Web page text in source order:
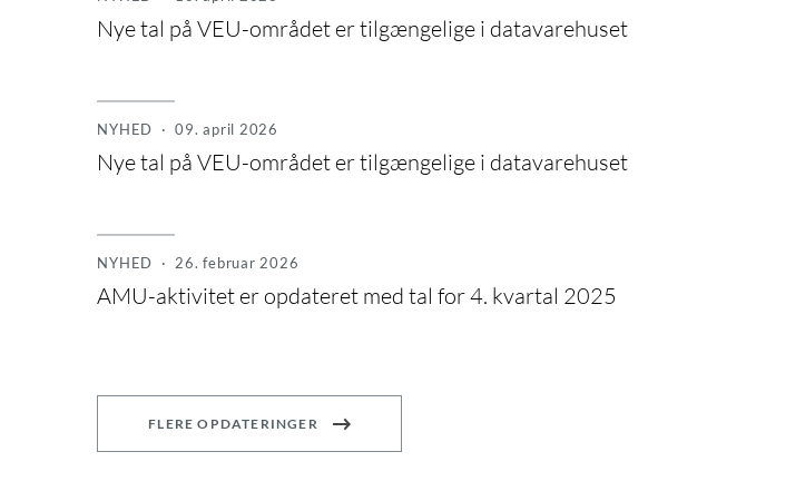
Nye tal på VEU-området er tilgængelige i datavarehuset
NYHED · 09. april 2026
Nye tal på VEU-området er tilgængelige i datavarehuset
NYHED · 26. februar 2026
AMU-aktivitet er opdateret med tal for 4. kvartal 2025
FLERE OPDATERINGER